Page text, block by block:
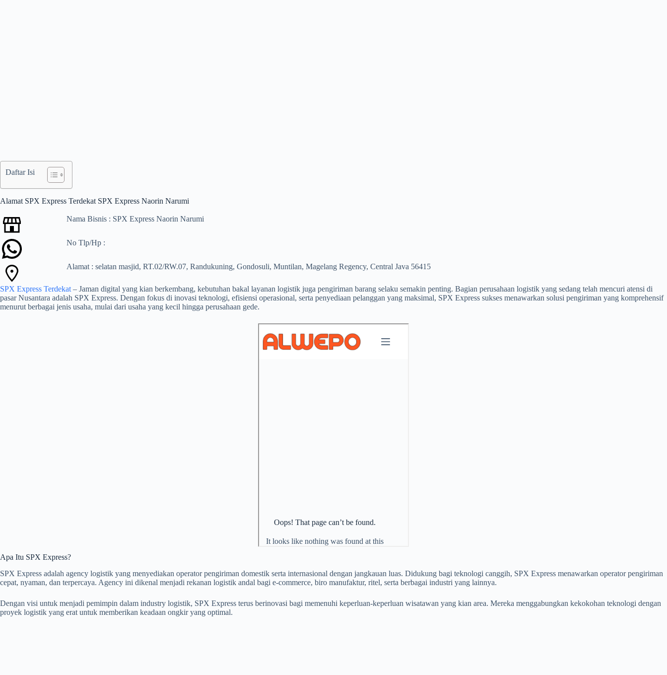
Daftar Isi
Alamat SPX Express Terdekat SPX Express Naorin Narumi
Nama Bisnis : SPX Express Naorin Narumi
No Tlp/Hp :
Alamat : selatan masjid, RT.02/RW.07, Randukuning, Gondosuli, Muntilan, Magelang Regency, Central Java 56415
SPX Express Terdekat – Jaman digital yang kian berkembang, kebutuhan bakal layanan logistik juga pengiriman barang selaku semakin penting. Bagian perusahaan logistik yang sedang telah mencuri atensi di
pasar Nusantara adalah SPX Express. Dengan fokus di inovasi teknologi, efisiensi operasional, serta penyediaan pelanggan yang maksimal, SPX Express sukses menawarkan solusi pengiriman yang komprehensif
menurut berbagai jenis usaha, mulai dari usaha yang kecil hingga perusahaan gede.
Apa Itu SPX Express?
SPX Express adalah agency logistik yang menyediakan operator pengiriman domestik serta internasional dengan jangkauan luas. Didukung bagi teknologi canggih, SPX Express menawarkan operator pengiriman
cepat, nyaman, dan terpercaya. Agency ini dikenal menjadi rekanan logistik andal bagi e-commerce, biro manufaktur, ritel, serta berbagai industri yang lainnya.
Dengan visi untuk menjadi pemimpin dalam industry logistik, SPX Express terus berinovasi bagi memenuhi keperluan-keperluan wisatawan yang kian area. Mereka menggabungkan kekokohan teknologi dengan
proyek logistik yang erat untuk memberikan keadaan ongkir yang optimal.